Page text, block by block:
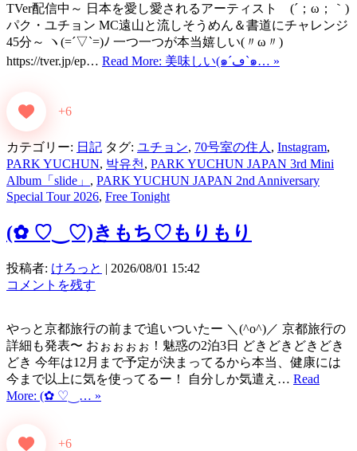
TVer配信中～ 日本を愛し愛されるアーティスト (´；ω；｀)
パク・ユチョン MC遠山と流しそうめん＆書道にチャレンジ
45分～ ヽ(=´▽`=)ﾉ 一つ一つが本当嬉しい(〃ω〃)
https://tver.jp/ep…
Read More: 美味しい(๑´ڡ`๑… »
+6
カテゴリー: 日記 タグ: ユチョン, 70号室の住人 , Instagram,
PARK YUCHUN, 박유천 , PARK YUCHUN JAPAN 3rd Mini
Album「slide」 , PARK YUCHUN JAPAN 2nd Anniversary
Special Tour 2026, Free Tonight
(⁠✿⁠ ⁠♡⁠‿⁠♡⁠)きもち♡もりもり
投稿者: けろっと | 2026/08/01 15:42
コメントを残す
やっと京都旅行の前まで追いついたー ＼(^o^)／ 京都旅行の
詳細も発表〜 おぉぉぉぉ！魅惑の2泊3日 どきどきどきどき
どき 今年は12月まで予定が決まってるから本当、健康には
今まで以上に気を使ってるー！ 自分しか気遣え… Read
More: (⁠✿⁠ ⁠♡⁠‿⁠… »
+6